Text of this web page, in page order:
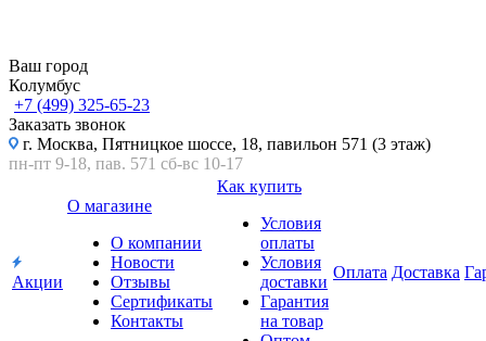
Ваш город
Колумбус
+7 (499) 325-65-23
Заказать звонок
г. Москва, Пятницкое шоссе, 18, павильон 571 (3 этаж)
пн-пт 9-18, пав. 571 сб-вс 10-17
Акции
О магазине
О компании
Новости
Отзывы
Сертификаты
Контакты
Как купить
Условия
оплаты
Условия
доставки
Гарантия
на товар
Оплата Доставка